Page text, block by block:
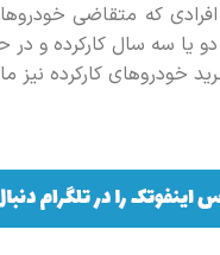
افرادی که متقاضی
یا سه سال کارکرده و
خودروهای کارکرده نیز